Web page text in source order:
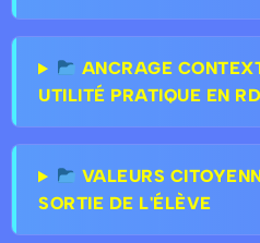
ANCRAGE
UTILITÉ PRATIQUE EN
VALEURS
SORTIE DE L'ÉLÈVE